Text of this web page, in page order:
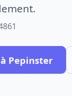
Pepinster